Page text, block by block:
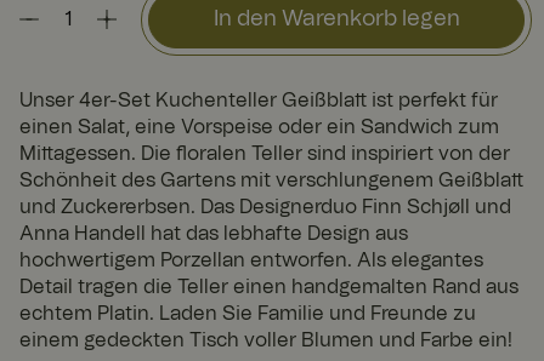
In den Warenkorb legen
Unser 4er-Set Kuchenteller Geißblatt ist perfekt für
einen Salat, eine Vorspeise oder ein Sandwich zum
Mittagessen. Die floralen Teller sind inspiriert von der
Schönheit des Gartens mit verschlungenem Geißblatt
und Zuckererbsen. Das Designerduo Finn Schjøll und
Anna Handell hat das lebhafte Design aus
hochwertigem Porzellan entworfen. Als elegantes
Detail tragen die Teller einen handgemalten Rand aus
echtem Platin. Laden Sie Familie und Freunde zu
einem gedeckten Tisch voller Blumen und Farbe ein!